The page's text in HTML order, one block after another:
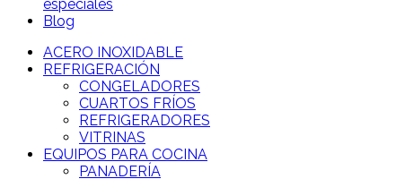
especiales
Blog
ACERO INOXIDABLE
REFRIGERACIÓN
CONGELADORES
CUARTOS FRÍOS
REFRIGERADORES
VITRINAS
EQUIPOS PARA COCINA
PANADERÍA